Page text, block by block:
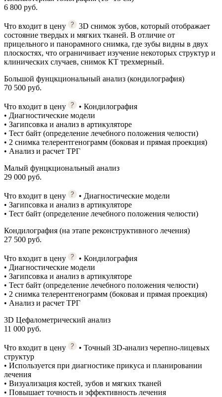
6 800 руб.
Что входит в цену
3D снимок зубов, который отображает
состояние твердых и мягких тканей. В отличие от
прицельного и панорамного снимка, где зубы видны в двух
плоскостях, что ограничивает изучение некоторых структур и
клинических случаев, снимок КТ трехмерный.
Большой фунцкциональный анализ (кондилография)
70 500 руб.
Что входит в цену
• Кондилография
• Диагностические модели
• Загипсовка и анализ в артикуляторе
• Тест байт (определение лечебного положения челюсти)
• 2 снимка телерентгенограмм (боковая и прямая проекция)
• Анализ и расчет ТРГ
Малый фунцкциональный анализ
29 000 руб.
Что входит в цену
• Диагностические модели
• Загипсовка и анализ в артикуляторе
• Тест байт (определение лечебного положения челюсти)
Кондилография (на этапе реконструктивного лечения)
27 500 руб.
Что входит в цену
• Кондилография
• Диагностические модели
• Загипсовка и анализ в артикуляторе
• Тест байт (определение лечебного положения челюсти)
• 2 снимка телерентгенограмм (боковая и прямая проекция)
• Анализ и расчет ТРГ
3D Цефалометрический анализ
11 000 руб.
Что входит в цену
• Точный 3D-анализ черепно-лицевых
структур
• Используется при диагностике прикуса и планировании
лечения
• Визуализация костей, зубов и мягких тканей
• Повышает точность и эффективность лечения